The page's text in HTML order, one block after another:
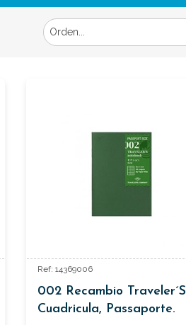
Ref: 14369006
002 Recambio Traveler´s
Cuadricula, Passaporte.